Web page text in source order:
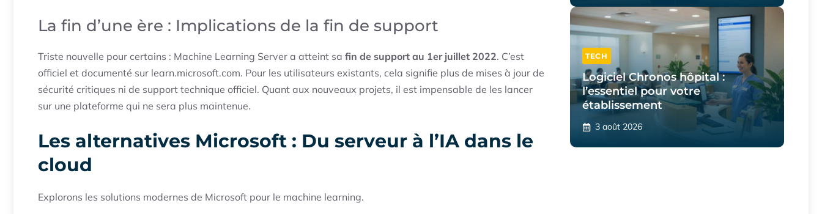
La fin d’une ère : Implications de la fin de support
Triste nouvelle pour certains : Machine Learning Server a atteint sa fin de support au 1er juillet 2022. C’est
officiel et documenté sur learn.microsoft.com. Pour les utilisateurs existants, cela signifie plus de mises à jour de
sécurité critiques ni de support technique officiel. Quant aux nouveaux projets, il est impensable de les lancer
sur une plateforme qui ne sera plus maintenue.
Les alternatives Microsoft : Du serveur à l’IA dans le
cloud
Explorons les solutions modernes de Microsoft pour le machine learning.
TECH
Logiciel Chronos hôpital :
l’essentiel pour votre
établissement
3 août 2026